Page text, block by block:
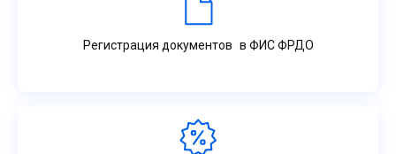
Регистрация документов в ФИС ФРДО